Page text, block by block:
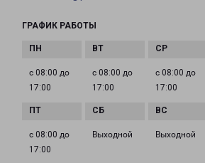
ГРАФИК РАБОТЫ
с 08:00 до
17:00
с 08:00 до
17:00
с 08:00 до
17:00
с 08:00 до
17:00
Выходной Выходной